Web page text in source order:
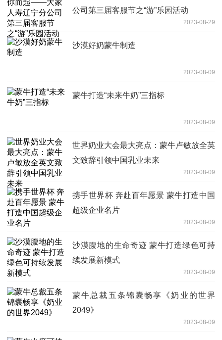
公司第三届客服节之“游”乐园活动
2023-08-29
沙漠好奶蒙牛制造
2023-08-09
蒙牛打造“未来牛奶”三指标
2023-08-09
世界奶业大会最大亮点：蒙牛卢敏放全英
文致辞引领中国乳业未来
2023-08-09
携手世界杯 奔赴百年愿景 蒙牛打造中国
超级企业名片
2023-08-09
沙漠腹地的生命奇迹 蒙牛打造绿色可持
续发展新模式
2023-08-09
蒙牛总裁五条锦囊畅享《奶业的世界
2049》
2023-08-09